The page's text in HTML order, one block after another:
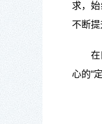
求，
不断提
在四
心的“